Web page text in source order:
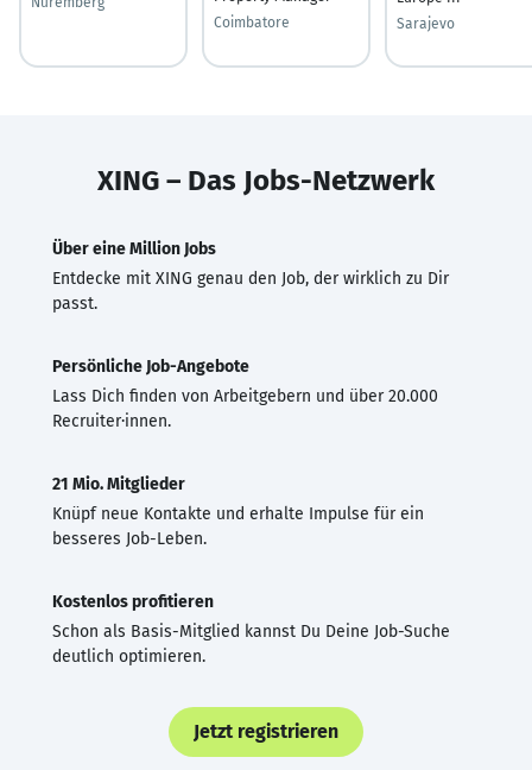
Coimbatore
Sarajevo
XING – Das Jobs-Netzwerk
Über eine Million Jobs
Entdecke mit XING genau den Job, der wirklich zu Dir
passt.
Persönliche Job-Angebote
Lass Dich finden von Arbeitgebern und über 20.000
Recruiter·innen.
21 Mio. Mitglieder
Knüpf neue Kontakte und erhalte Impulse für ein
besseres Job-Leben.
Kostenlos profitieren
Schon als Basis-Mitglied kannst Du Deine Job-Suche
deutlich optimieren.
Jetzt registrieren